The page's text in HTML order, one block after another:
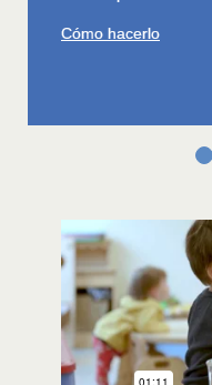
Más información